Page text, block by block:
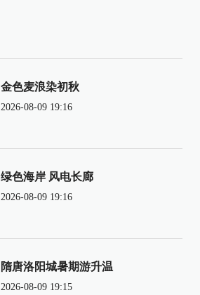
金色麦浪染初秋
2026-08-09 19:16
绿色海岸 风电长廊
2026-08-09 19:16
隋唐洛阳城暑期游升温
2026-08-09 19:15